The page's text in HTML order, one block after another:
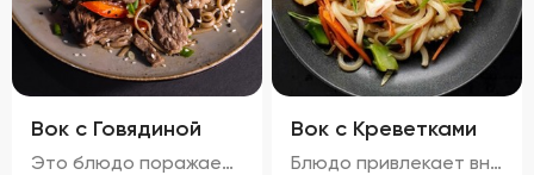
Вок с Говядиной
Это блюдо поражает своими яркими красками и аппетитным видом. Говядина равномерно обжарена до золотистой корочки, а овощи сохраняют свою свежесть и привлекательность. Мягкая, но не переваренная лапша служит идеальной основой для сочетания всех ингредиентов. Кинза и кунжут добавляют завершающий штрих, делая блюдо еще более соблазнительным. Вкус вок с говядиной богат и сбалансирован. Мясо источает насыщенный аромат, болгарский перец привносит сладкие нотки, а устричный и соевый соусы добавляют пикантности. Свежий вкус кинзы подчеркивает гармонию всех компонентов. Аромат блюда завораживает, наполняя пространство нотками чеснока и жареного мяса. Консистенция блюда тоже радует: говядина нежная и сочная, овощи слегка хрустят, а лапша мягкая и эластичная. Цукини сохраняют свою форму и текстуру, добавляя блюду дополнительный объем и разнообразие.
Вок с Креветками
Блюдо привлекает внимание ярким и аппетитным видом, где разноцветные овощи и розовые креветки создают живописную композицию. Лапша мягкая, но сохраняет упругую текстуру, не теряя формы. Айсберг и огурцы добавляют свежести и легкости, украшая блюдо и придавая ему особый шарм. Вкус вок с креветками насыщен морскими нотками, которые гармонично сочетаются с ароматами чеснока и лука. Овощи вносят свои свежие и сладковатые оттенки, а соус добавляет пикантности и завершает вкусовую гамму. Аромат блюда пленяет нотками морепродуктов и жареных овощей, возбуждая аппетит. Консистенция блюда радует разнообразием: креветки нежные и сочные, овощи слегка хрустят, сохраняя свою форму и текстуру, а лапша остается мягкой и эластичной. Цукини и огурец также сохраняют свою структуру, добавляя блюду дополнительные текстуры и объемы.